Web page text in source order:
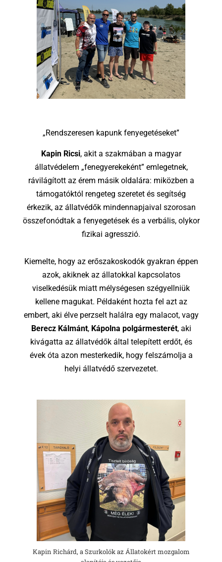
„Rendszeresen kapunk fenyegetéseket”
Kapin Ricsi, akit a szakmában a magyar
állatvédelem „fenegyerekeként” emlegetnek,
rávilágított az érem másik oldalára: miközben a
támogatóktól rengeteg szeretet és segítség
érkezik, az állatvédők mindennapjaival szorosan
összefonódtak a fenyegetések és a verbális, olykor
fizikai agresszió.
Kiemelte, hogy az erőszakoskodók gyakran éppen
azok, akiknek az állatokkal kapcsolatos
viselkedésük miatt mélységesen szégyellniük
kellene magukat. Példaként hozta fel azt az
embert, aki élve perzselt halálra egy malacot, vagy
Berecz Kálmánt, Kápolna polgármesterét, aki
kivágatta az állatvédők által telepített erdőt, és
évek óta azon mesterkedik, hogy felszámolja a
helyi állatvédő szervezetet.
Kapin Richárd, a Szurkolók az Állatokért mozgalom